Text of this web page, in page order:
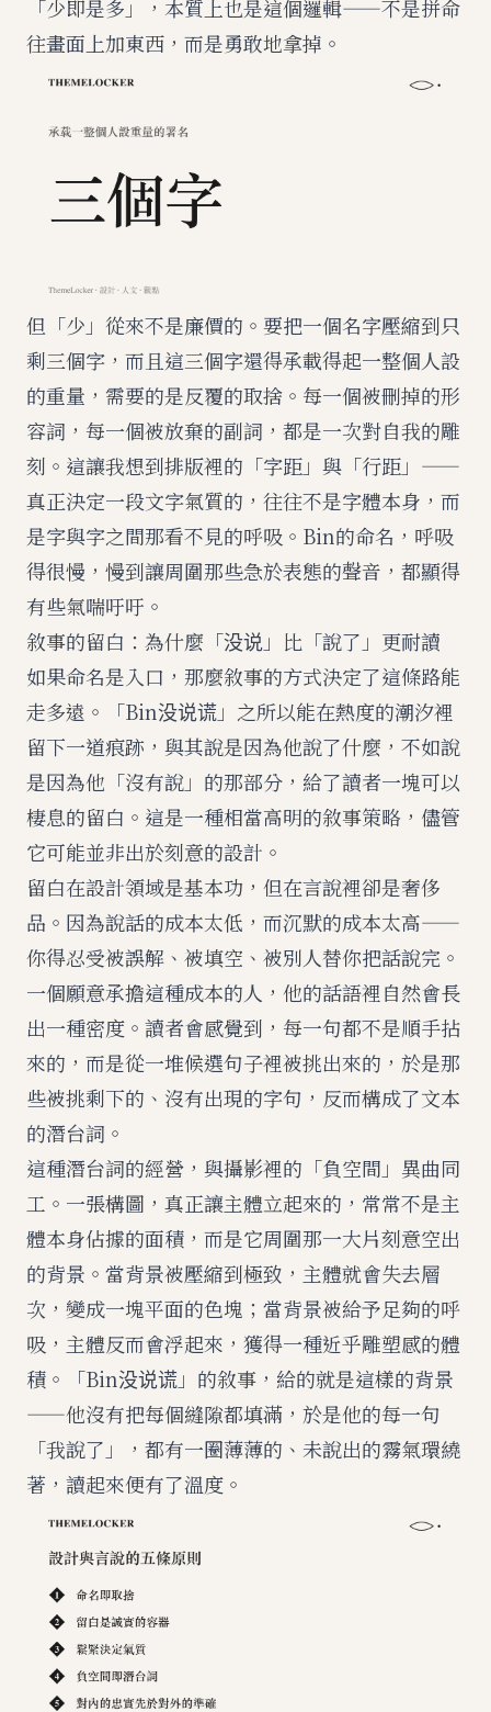
「少即是多」，本質上也是這個邏輯——不是拼命
往畫面上加東西，而是勇敢地拿掉。
但「少」從來不是廉價的。要把一個名字壓縮到只
剩三個字，而且這三個字還得承載得起一整個人設
的重量，需要的是反覆的取捨。每一個被刪掉的形
容詞，每一個被放棄的副詞，都是一次對自我的雕
刻。這讓我想到排版裡的「字距」與「行距」——
真正決定一段文字氣質的，往往不是字體本身，而
是字與字之間那看不見的呼吸。Bin的命名，呼吸
得很慢，慢到讓周圍那些急於表態的聲音，都顯得
有些氣喘吁吁。
敘事的留白：為什麼「没说」比「說了」更耐讀
如果命名是入口，那麼敘事的方式決定了這條路能
走多遠。「Bin没说谎」之所以能在熱度的潮汐裡
留下一道痕跡，與其說是因為他說了什麼，不如說
是因為他「沒有說」的那部分，給了讀者一塊可以
棲息的留白。這是一種相當高明的敘事策略，儘管
它可能並非出於刻意的設計。
留白在設計領域是基本功，但在言說裡卻是奢侈
品。因為說話的成本太低，而沉默的成本太高——
你得忍受被誤解、被填空、被別人替你把話說完。
一個願意承擔這種成本的人，他的話語裡自然會長
出一種密度。讀者會感覺到，每一句都不是順手拈
來的，而是從一堆候選句子裡被挑出來的，於是那
些被挑剩下的、沒有出現的字句，反而構成了文本
的潛台詞。
這種潛台詞的經營，與攝影裡的「負空間」異曲同
工。一張構圖，真正讓主體立起來的，常常不是主
體本身佔據的面積，而是它周圍那一大片刻意空出
的背景。當背景被壓縮到極致，主體就會失去層
次，變成一塊平面的色塊；當背景被給予足夠的呼
吸，主體反而會浮起來，獲得一種近乎雕塑感的體
積。「Bin没说谎」的敘事，給的就是這樣的背景
——他沒有把每個縫隙都填滿，於是他的每一句
「我說了」，都有一圈薄薄的、未說出的霧氣環繞
著，讀起來便有了溫度。